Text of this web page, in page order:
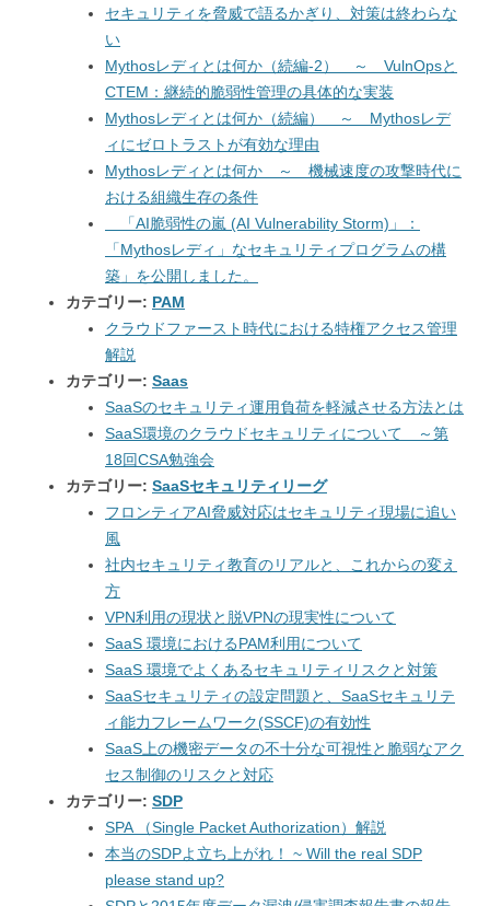
セキュリティを脅威で語るかぎり、対策は終わらな
い
Mythosレディとは何か（続編-2） ～ VulnOpsと
CTEM：継続的脆弱性管理の具体的な実装
Mythosレディとは何か（続編） ～ Mythosレデ
ィにゼロトラストが有効な理由
Mythosレディとは何か ～ 機械速度の攻撃時代に
おける組織生存の条件
「AI脆弱性の嵐 (AI Vulnerability Storm)」：
「Mythosレディ」なセキュリティプログラムの構
築」を公開しました。
カテゴリー: PAM
クラウドファースト時代における特権アクセス管理
解説
カテゴリー: Saas
SaaSのセキュリティ運用負荷を軽減させる方法とは
SaaS環境のクラウドセキュリティについて ～第
18回CSA勉強会
カテゴリー: SaaSセキュリティリーグ
フロンティアAI脅威対応はセキュリティ現場に追い
風
社内セキュリティ教育のリアルと、これからの変え
方
VPN利用の現状と脱VPNの現実性について
SaaS 環境におけるPAM利用について
SaaS 環境でよくあるセキュリティリスクと対策
SaaSセキュリティの設定問題と、SaaSセキュリテ
ィ能力フレームワーク(SSCF)の有効性
SaaS上の機密データの不十分な可視性と脆弱なアク
セス制御のリスクと対応
カテゴリー: SDP
SPA （Single Packet Authorization）解説
本当のSDPよ立ち上がれ！ ~ Will the real SDP
please stand up?